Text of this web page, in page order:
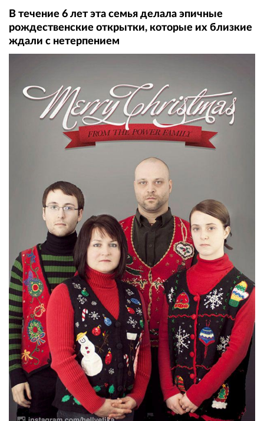
В течение 6 лет эта семья делала эпичные
рождественские открытки, которые их близкие
ждали с нетерпением